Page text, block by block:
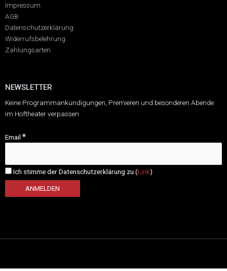
Impressum
AGB
Datenschutzerklärung
Widerrufsbelehrung
Zahlungsarten
NEWSLETTER
Keine Programmankündigungen, Premieren und besonderen Abende
im Hoftheater verpassen
Email *
Ich stimme der Datenschutzerklärung zu (Link)